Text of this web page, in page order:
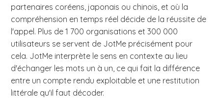
partenaires coréens, japonais ou chinois, et où la
compréhension en temps réel décide de la réussite de
l'appel. Plus de 1 700 organisations et 300 000
utilisateurs se servent de JotMe précisément pour
cela. JotMe interprète le sens en contexte au lieu
d'échanger les mots un à un, ce qui fait la différence
entre un compte rendu exploitable et une restitution
littérale qu'il faut décoder.